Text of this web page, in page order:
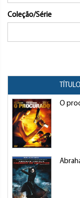
Coleção/Série
TÍTULO
O